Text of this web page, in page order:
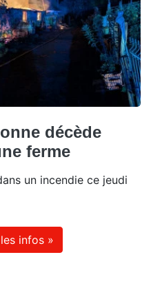
décède
ferme
un incendie ce jeudi
infos »